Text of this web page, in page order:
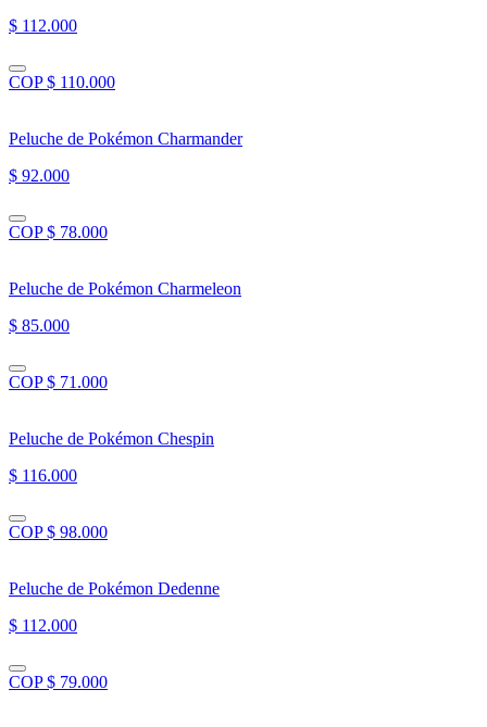
$ 112.000
COP $ 110.000
Peluche de Pokémon Charmander
$ 92.000
COP $ 78.000
Peluche de Pokémon Charmeleon
$ 85.000
COP $ 71.000
Peluche de Pokémon Chespin
$ 116.000
COP $ 98.000
Peluche de Pokémon Dedenne
$ 112.000
COP $ 79.000